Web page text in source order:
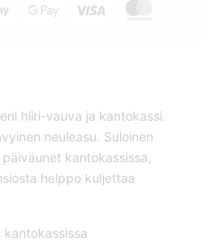
hiiri-vauva ja kantokassi.
neuleasu. Suloinen
kantokassissa,
helppo kuljettaa
kantokassissa